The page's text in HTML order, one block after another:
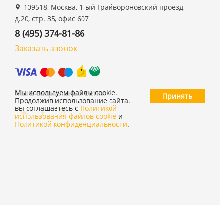
109518, Москва, 1-ый Грайвороновский проезд,
д.20, стр. 35, офис 607
8 (495) 374-81-86
Заказать звонок
Мы в социальных сетях
Мы используем файлы cookie.
Продолжив использование сайта,
вы соглашаетесь с Политикой
использования файлов cookie и
Политикой конфиденциальности.
Принять